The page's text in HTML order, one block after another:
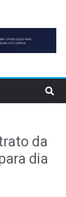
da
dia